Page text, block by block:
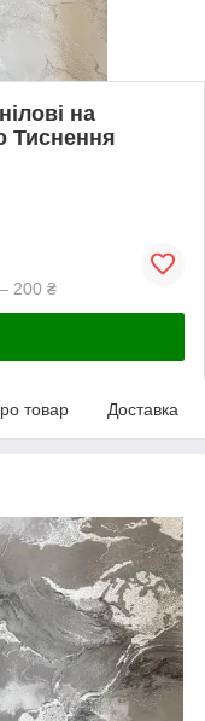
на
Тиснення
200 ₴
товар Доставка